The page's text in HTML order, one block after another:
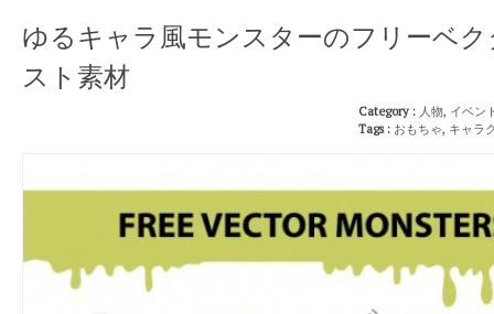
ゆるキャラ風モンスターのフリーベ
スト素材
Category : 人物, イベン
Tags : おもちゃ, キャラ